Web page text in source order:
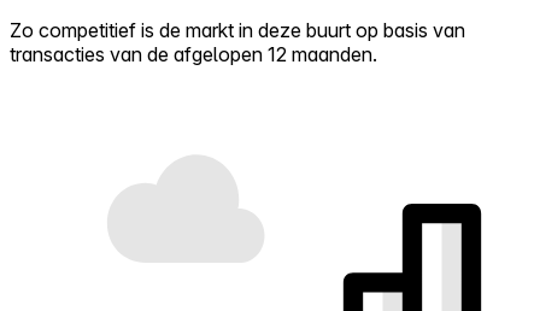
Zo competitief is de markt in deze buurt op basis van
transacties van de afgelopen 12 maanden.